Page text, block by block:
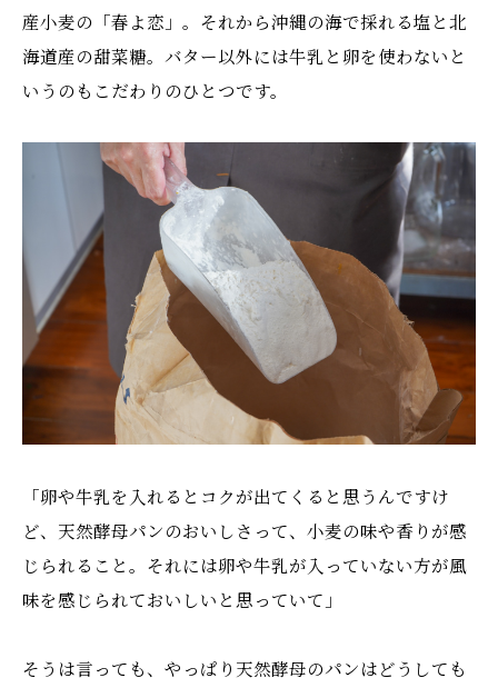
産小麦の「春よ恋」。それから沖縄の海で採れる塩と北
海道産の甜菜糖。バター以外には牛乳と卵を使わないと
いうのもこだわりのひとつです。
「卵や牛乳を入れるとコクが出てくると思うんですけ
ど、天然酵母パンのおいしさって、小麦の味や香りが感
じられること。それには卵や牛乳が入っていない方が風
味を感じられておいしいと思っていて」
そうは言っても、やっぱり天然酵母のパンはどうしても